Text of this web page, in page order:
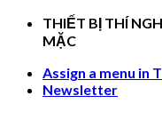
Skip
THIẾT BỊ THÍ
MẶC
Assign a menu in
Newsletter